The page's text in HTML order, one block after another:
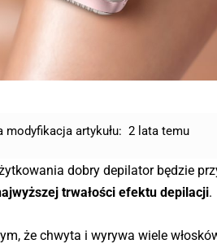
modyfikacja artykułu: 2 lata temu
dobry depilator będzie
trwałości efektu depilacji.
że chwyta i wyrywa wiele